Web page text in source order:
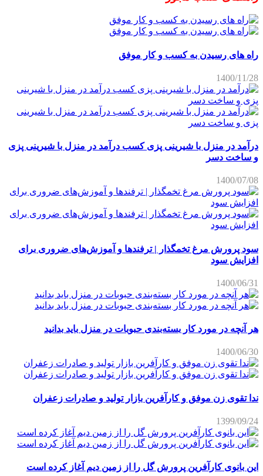
راه های رسیدن به کسب و کار موفق
1400/11/28
درآمد در منزل با شیرینی پزی کسب درآمد در منزل با شیرینی پزی
و ساخت دسر
1400/07/08
سود پرورش مرغ تخمگذار | ترفندها و آموزش‌های ضروری برای
افزایش سود
1400/06/31
هر آنچه در مورد کار بسته‌بندی حبوبات در منزل باید بدانید
1400/06/30
ندا تقوی زن موفق و کارآفرین بازار تولید و صادرات زعفران
1399/09/24
این بانوی کارآفرین پرورش گل را از زمین دیم آغاز کرده است